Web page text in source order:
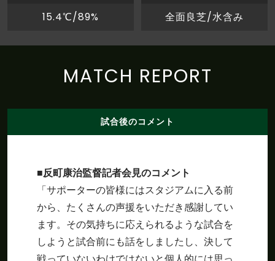
15.4℃/89% 全面良芝/水含み
MATCH REPORT
試合後のコメント
■反町康治監督記者会見のコメント
「サポーターの皆様にはスタジアムに入る前
から、たくさんの声援をいただき感謝してい
ます。その気持ちに応えられるような試合を
しようと試合前にも話をしましたし、決して